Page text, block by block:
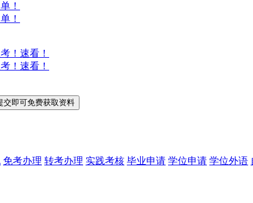
！
！
！速看！
！速看！
免考办理 转考办理 实践考核 毕业申请 学位申请 学位外语